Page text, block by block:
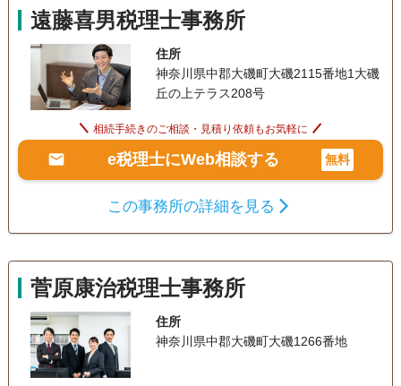
遠藤喜男税理士事務所
住所
神奈川県中郡大磯町大磯2115番地1大磯
丘の上テラス208号
相続手続きのご相談・見積り依頼もお気軽に
e税理士にWeb相談する 無料
この事務所の詳細を見る
菅原康治税理士事務所
住所
神奈川県中郡大磯町大磯1266番地